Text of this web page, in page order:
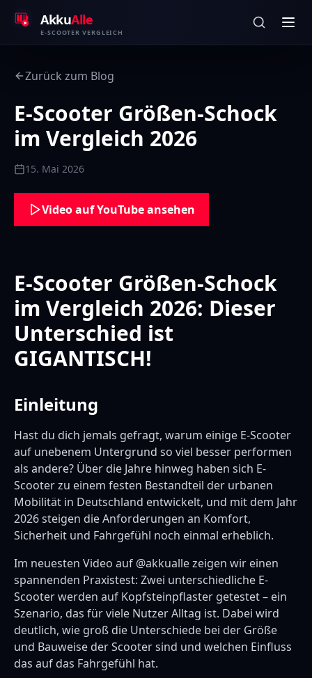
AkkuAlle
E-SCOOTER VERGLEICH
Zurück zum Blog
E-Scooter Größen-Schock
im Vergleich 2026
15. Mai 2026
Video auf YouTube ansehen
E-Scooter Größen-Schock
im Vergleich 2026: Dieser
Unterschied ist
GIGANTISCH!
Einleitung
Hast du dich jemals gefragt, warum einige E-Scooter
auf unebenem Untergrund so viel besser performen
als andere? Über die Jahre hinweg haben sich E-
Scooter zu einem festen Bestandteil der urbanen
Mobilität in Deutschland entwickelt, und mit dem Jahr
2026 steigen die Anforderungen an Komfort,
Sicherheit und Fahrgefühl noch einmal erheblich.
Im neuesten Video auf @akkualle zeigen wir einen
spannenden Praxistest: Zwei unterschiedliche E-
Scooter werden auf Kopfsteinpflaster getestet – ein
Szenario, das für viele Nutzer Alltag ist. Dabei wird
deutlich, wie groß die Unterschiede bei der Größe
und Bauweise der Scooter sind und welchen Einfluss
das auf das Fahrgefühl hat.